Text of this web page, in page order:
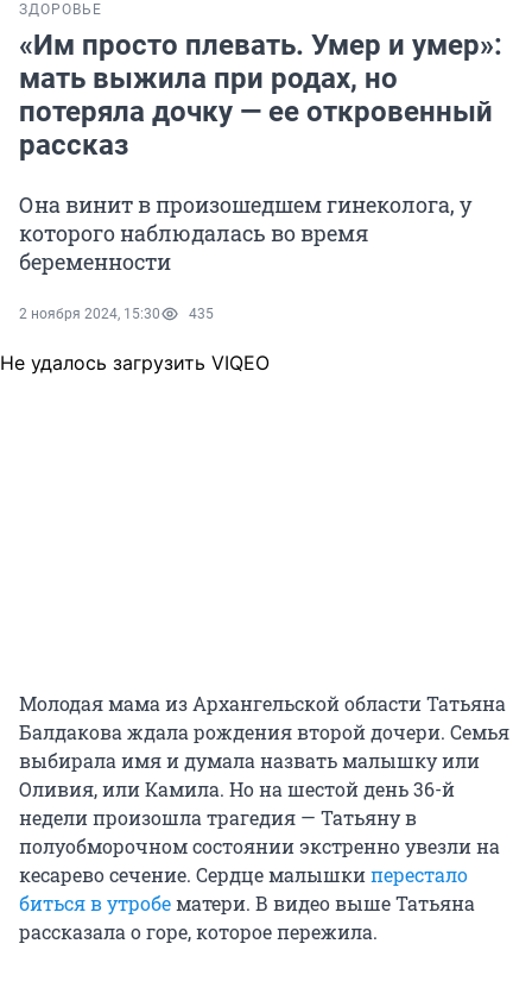
ЗДОРОВЬЕ
«Им просто плевать. Умер и умер»:
мать выжила при родах, но
потеряла дочку — ее откровенный
рассказ
Она винит в произошедшем гинеколога, у
которого наблюдалась во время
беременности
2 ноября 2024, 15:30 435
Не удалось загрузить VIQEO
Молодая мама из Архангельской области Татьяна
Балдакова ждала рождения второй дочери. Семья
выбирала имя и думала назвать малышку или
Оливия, или Камила. Но на шестой день 36-й
недели произошла трагедия — Татьяну в
полуобморочном состоянии экстренно увезли на
кесарево сечение. Сердце малышкиперестало
биться в утробематери. В видео выше Татьяна
рассказала о горе, которое пережила.